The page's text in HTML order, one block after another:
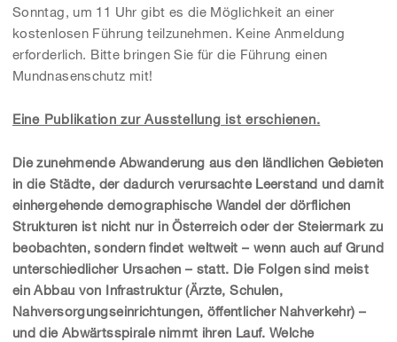
Sonntag, um 11 Uhr gibt es die Möglichkeit an einer
kostenlosen Führung teilzunehmen. Keine Anmeldung
erforderlich. Bitte bringen Sie für die Führung einen
Mundnasenschutz mit!
Eine Publikation zur Ausstellung ist erschienen.
Die zunehmende Abwanderung aus den ländlichen Gebieten
in die Städte, der dadurch verursachte Leerstand und damit
einhergehende demographische Wandel der dörflichen
Strukturen ist nicht nur in Österreich oder der Steiermark zu
beobachten, sondern findet weltweit – wenn auch auf Grund
unterschiedlicher Ursachen – statt. Die Folgen sind meist
ein Abbau von Infrastruktur (Ärzte, Schulen,
Nahversorgungseinrichtungen, öffentlicher Nahverkehr) –
und die Abwärtsspirale nimmt ihren Lauf. Welche